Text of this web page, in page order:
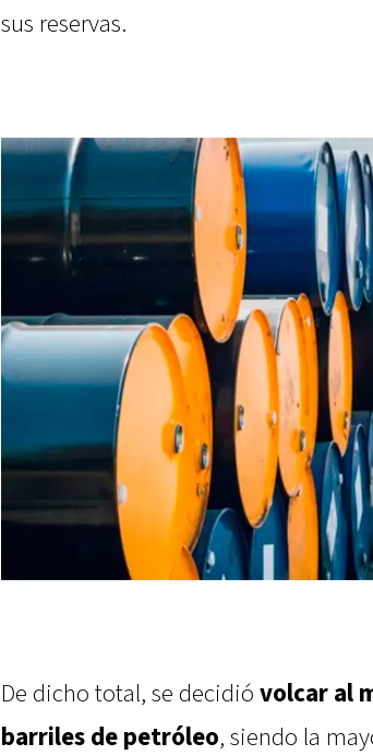
sus reservas.
De dicho total, se decidió volcar al
barriles de petróleo, siendo la